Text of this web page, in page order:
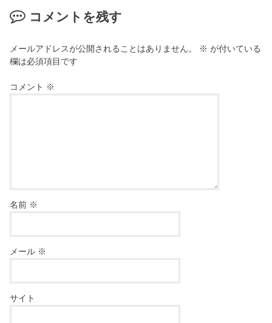
コメントを残す
メールアドレスが公開されることはありません。 ※ が付いている
欄は必須項目です
コメント ※
名前 ※
メール ※
サイト